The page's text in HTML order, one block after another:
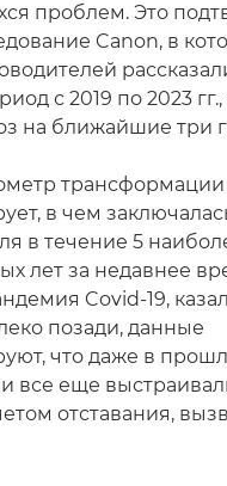
проблем. Это
Canon­, в
с 2019 по 2023
на ближайшие три
трансформации
в чем
в течение 5
лет за недавнее
Covid-19,
позади, данные
что даже в
все еще
отставания,